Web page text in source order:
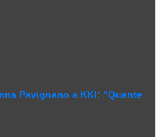
Pavignano a KKI: “Quante